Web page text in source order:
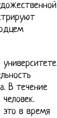
В течение
в время